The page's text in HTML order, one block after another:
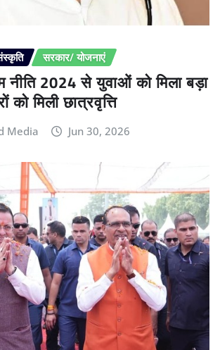
सरकार/ योजनाएं
नीति 2024 से युवाओं को मिला बड़ा
को मिली छात्रवृत्ति
Media Jun 30, 2026